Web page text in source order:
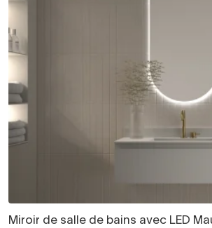
Miroir de salle de bains avec LED